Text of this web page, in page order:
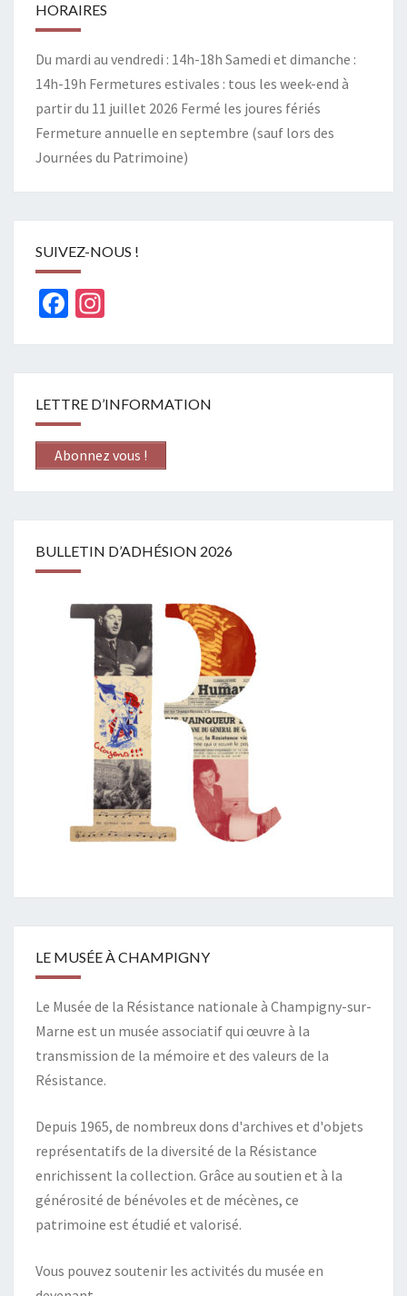
HORAIRES
Du mardi au vendredi : 14h-18h Samedi et dimanche :
14h-19h Fermetures estivales : tous les week-end à
partir du 11 juillet 2026 Fermé les joures fériés
Fermeture annuelle en septembre (sauf lors des
Journées du Patrimoine)
SUIVEZ-NOUS !
Facebook
LETTRE D’INFORMATION
Abonnez vous !
BULLETIN D’ADHÉSION 2026
LE MUSÉE À CHAMPIGNY
Le Musée de la Résistance nationale à Champigny-sur-
Marne est un musée associatif qui œuvre à la
transmission de la mémoire et des valeurs de la
Résistance.
Depuis 1965, de nombreux dons d'archives et d'objets
représentatifs de la diversité de la Résistance
enrichissent la collection. Grâce au soutien et à la
générosité de bénévoles et de mécènes, ce
patrimoine est étudié et valorisé.
Vous pouvez soutenir les activités du musée en